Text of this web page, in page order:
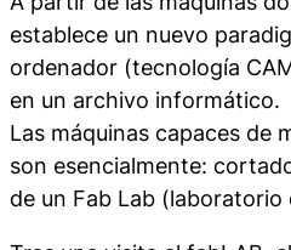
establece un nuevo
ordenador (tecnología
en un archivo informático.
Las máquinas capaces de
son esencialmente:
de un Fab Lab